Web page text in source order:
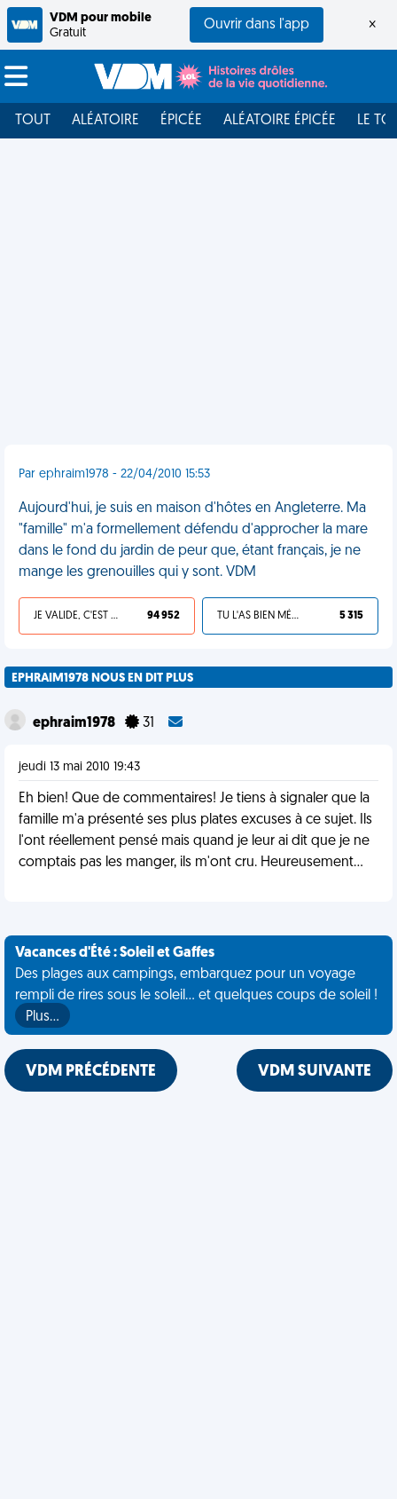
VDM pour mobile
Gratuit
Ouvrir dans l'app ×
TOUT ALÉATOIRE ÉPICÉE ALÉATOIRE ÉPICÉE LE
Par ephraim1978 - 22/04/2010 15:53
Aujourd'hui, je suis en maison d'hôtes en Angleterre. Ma
"famille" m'a formellement défendu d'approcher la mare
dans le fond du jardin de peur que, étant français, je ne
mange les grenouilles qui y sont. VDM
JE VALIDE, C'EST UNE VDM 94 952 TU L'AS BIEN MÉRITÉ 5 315
EPHRAIM1978 NOUS EN DIT PLUS
ephraim1978 31
jeudi 13 mai 2010 19:43
Eh bien! Que de commentaires! Je tiens à signaler que la
famille m'a présenté ses plus plates excuses à ce sujet. Ils
l'ont réellement pensé mais quand je leur ai dit que je ne
comptais pas les manger, ils m'ont cru. Heureusement...
Vacances d'Été : Soleil et Gaffes
Des plages aux campings, embarquez pour un voyage
rempli de rires sous le soleil... et quelques coups de soleil !
Plus…
VDM PRÉCÉDENTE VDM SUIVANTE